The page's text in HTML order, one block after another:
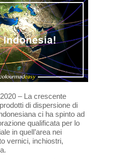
– La crescente
di dispersione di
ci ha spinto ad
qualificata per lo
in quell’area nei
vernici, inchiostri,